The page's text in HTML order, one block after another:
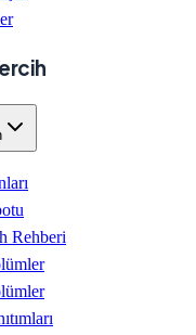
Rehberi